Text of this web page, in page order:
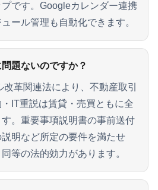
です。Googleカレンダー連携
ール管理も自動化できます。
題ないのですか？
革関連法により、不動産取引
IT重説は賃貸・売買ともに全
。重要事項説明書の事前送付
明など所定の要件を満たせ
等の法的効力があります。